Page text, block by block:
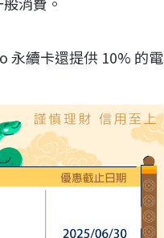
永續卡還提供 10% 的電